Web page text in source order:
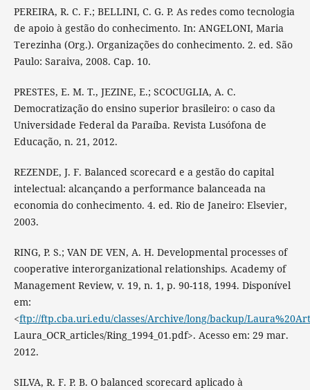
PEREIRA, R. C. F.; BELLINI, C. G. P. As redes como tecnologia
de apoio à gestão do conhecimento. In: ANGELONI, Maria
Terezinha (Org.). Organizações do conhecimento. 2. ed. São
Paulo: Saraiva, 2008. Cap. 10.
PRESTES, E. M. T., JEZINE, E.; SCOCUGLIA, A. C.
Democratização do ensino superior brasileiro: o caso da
Universidade Federal da Paraíba. Revista Lusófona de
Educação, n. 21, 2012.
REZENDE, J. F. Balanced scorecard e a gestão do capital
intelectual: alcançando a performance balanceada na
economia do conhecimento. 4. ed. Rio de Janeiro: Elsevier,
2003.
RING, P. S.; VAN DE VEN, A. H. Developmental processes of
cooperative interorganizational relationships. Academy of
Management Review, v. 19, n. 1, p. 90-118, 1994. Disponível
em:
<ftp://ftp.cba.uri.edu/classes/Archive/long/backup/
Laura_OCR_articles/Ring_1994_01.pdf>. Acesso em: 29 mar.
2012.
SILVA, R. F. P. B. O balanced scorecard aplicado à